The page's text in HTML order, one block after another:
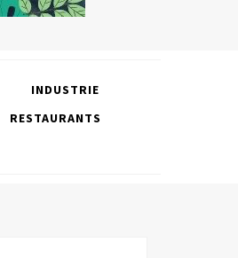
INDUSTRIE
RESTAURANTS